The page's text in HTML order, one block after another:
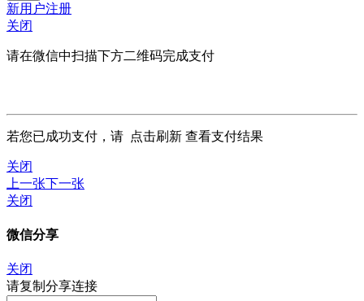
新用户注册
关闭
请在微信中扫描下方二维码完成支付
若您已成功支付，请 点击刷新 查看支付结果
关闭
上一张下一张
关闭
微信分享
关闭
请复制分享连接